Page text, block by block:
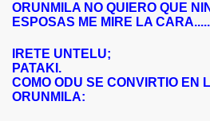
ORUNMILA NO QUIERO QUE
ESPOSAS ME MIRE LA
IRETE UNTELU;
PATAKI.
COMO ODU SE CONVIRTIO EN
ORUNMILA: